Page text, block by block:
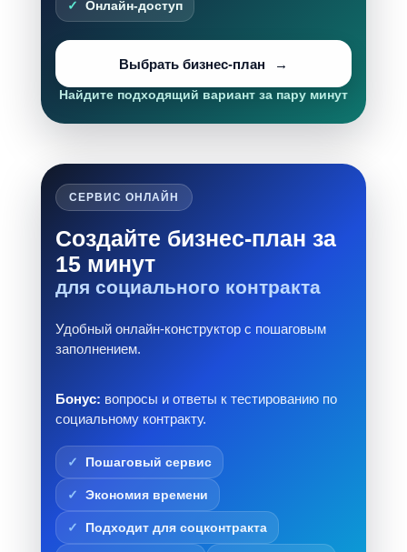
Онлайн-доступ
Выбрать бизнес-план
Найдите подходящий вариант за пару минут
СЕРВИС ОНЛАЙН
Создайте бизнес-план за
15 минут
для социального контракта
Удобный онлайн-конструктор с пошаговым
заполнением.
Бонус: вопросы и ответы к тестированию по
социальному контракту.
Пошаговый сервис
Экономия времени
Подходит для соцконтракта